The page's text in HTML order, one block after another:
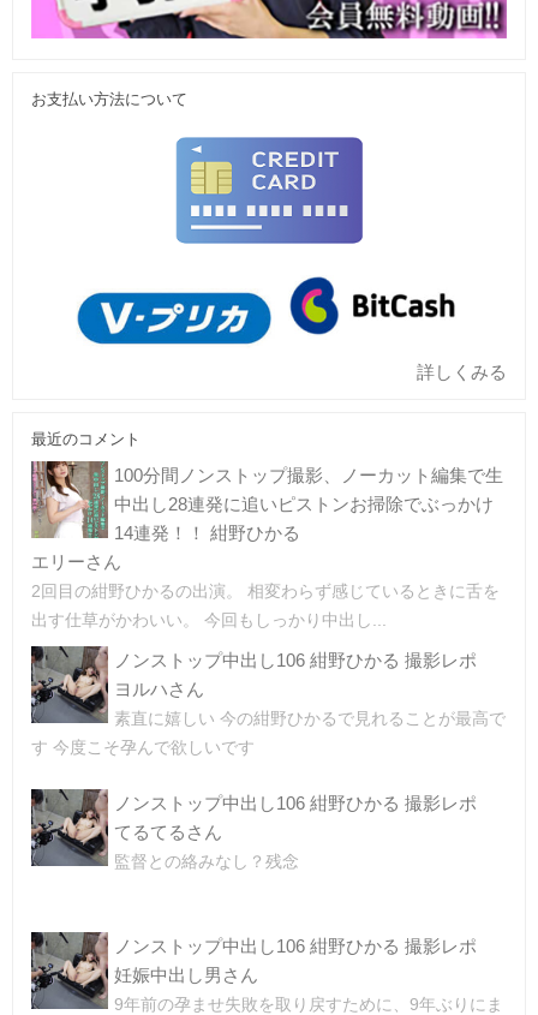
お支払い方法について
詳しくみる
最近のコメント
100分間ノンストップ撮影、ノーカット編集で生
中出し28連発に追いピストンお掃除でぶっかけ
14連発！！ 紺野ひかる
エリーさん
2回目の紺野ひかるの出演。 相変わらず感じているときに舌を
出す仕草がかわいい。 今回もしっかり中出し...
ノンストップ中出し106 紺野ひかる 撮影レポ
ヨルハさん
素直に嬉しい 今の紺野ひかるで見れることが最高で
す 今度こそ孕んで欲しいです
ノンストップ中出し106 紺野ひかる 撮影レポ
てるてるさん
監督との絡みなし？残念
ノンストップ中出し106 紺野ひかる 撮影レポ
妊娠中出し男さん
9年前の孕ませ失敗を取り戻すために、9年ぶりにま